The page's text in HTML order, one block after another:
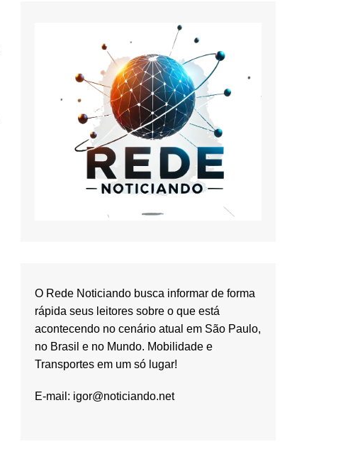
O Rede Noticiando busca informar de forma
rápida seus leitores sobre o que está
acontecendo no cenário atual em São Paulo,
no Brasil e no Mundo. Mobilidade e
Transportes em um só lugar!
E-mail: igor@noticiando.net